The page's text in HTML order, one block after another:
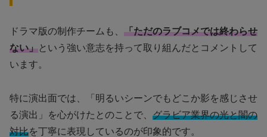
ドラマ版の制作チームも、 「ただのラブコメでは終わらせ
ない」という強い意志を持って取り組んだとコメントして
います。
特に演出面では、「明るいシーンでもどこか影を感じさせ
る演出」を心がけたとのことで、 グラビア業界の光と闇の
対比を丁寧に表現しているのが印象的です。